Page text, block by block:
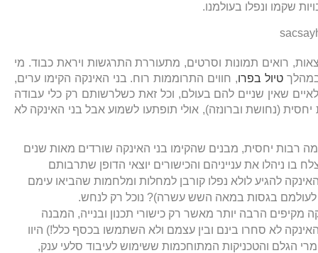
שקמו ונפלו בעולמנו.
רואים תמונות וסרטים, מתעוררת התרגשות ויראת כבוד. מי
טיול בפרו, חווים התרוממות רוח. בני האינקה הקימו ערים,
שאין שניים להם בעולם, וכל זאת כשלרשותם רק כלי עבודה
(נחושת וברונזה), אולי תופתעו לשמוע אבל בני האינקה לא
רבות יחסית, מבנים שהקימו בני האינקה שורדים מאות שנים
בו ניהלו את ענייניהם והכישורים יוצאי הדופן שתרבותם
להגיע לולא נפלו קורבן למחלות ומלחמות שהביאו עימם
לעולמם בגסות במאה השש עשרה)? נוכל רק לנחש.
מקיפים הרבה יותר מאשר רק כישורי תכנון ובנייה, המבנה
לא סחרו בינם ובין עצמם ולא השתמשו בכסף כלל!) היוו
הגלם והטכניקות המתוחכמות ששימוש לעיבוד סלעי ענק,